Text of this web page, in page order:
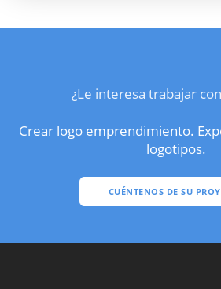
¿Le interesa trabajar
Crear logo emprendimiento.
logotipos.
CUÉNTENOS DE SU